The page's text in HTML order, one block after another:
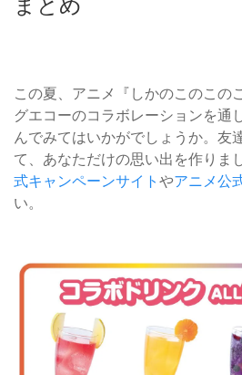
この夏、アニメ『しかのこのこの
グエコーのコラボレーションを通
んでみてはいかがでしょうか。友
て、あなただけの思い出を作りま
式キャンペーンサイト やアニメ公
い。